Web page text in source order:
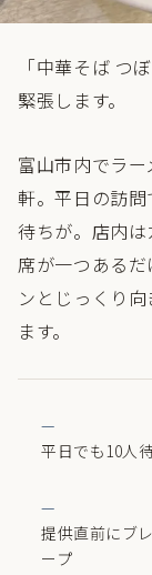
「中華そば つ
緊張します。
富山市内でラ
軒。平日の訪
待ちが。店内
席が一つある
ンとじっくり
ます。
平日でも10人
提供直前にブ
ープ